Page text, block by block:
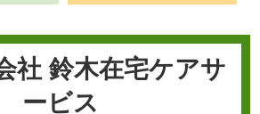
社 鈴木在宅ケアサ
ービス